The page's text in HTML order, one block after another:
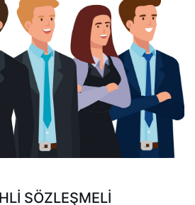
SÖZLEŞMELİ